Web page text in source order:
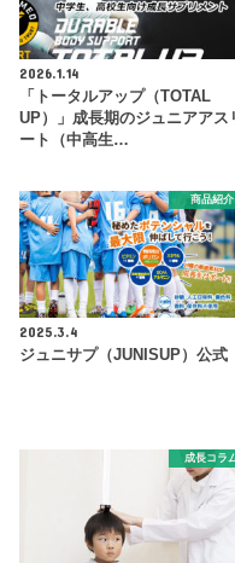
2026.1.14
「トータルアップ（TOTAL
UP）」成長期のジュニアアス
ート（中高生…
商品紹介
2025.3.4
ジュニサプ（JUNISUP）公式
成長コラ